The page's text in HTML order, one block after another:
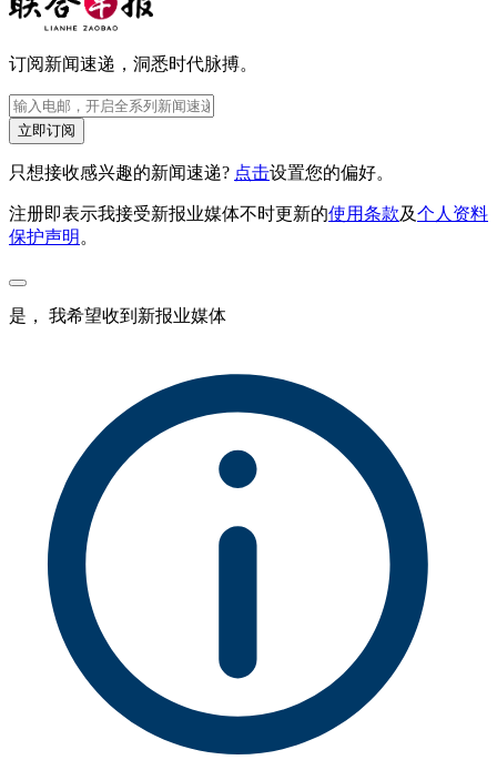
订阅新闻速递，洞悉时代脉搏。
立即订阅
只想接收感兴趣的新闻速递? 点击设置您的偏好。
注册即表示我接受新报业媒体不时更新的使用条款及个人资料
保护声明 。
是， 我希望收到新报业媒体